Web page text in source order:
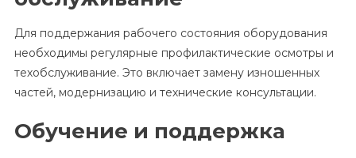
Для поддержания рабочего состояния оборудования
необходимы регулярные профилактические осмотры и
техобслуживание. Это включает замену изношенных
частей, модернизацию и технические консультации.
Обучение и поддержка